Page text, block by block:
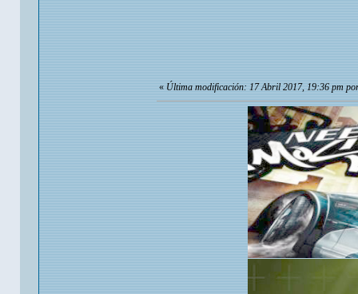
«Última modificación: 17 Abril 2017, 19:36 pm